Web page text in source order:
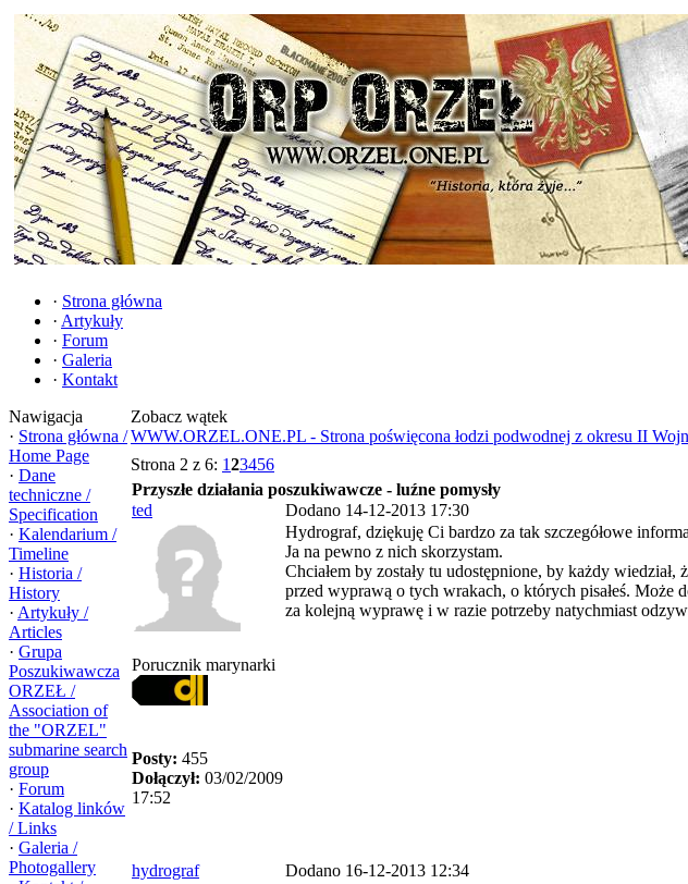
· Strona główna
· Artykuły
· Forum
· Galeria
· Kontakt
Nawigacja
· Strona główna /
Home Page
· Dane
techniczne /
Specification
· Kalendarium /
Timeline
· Historia /
History
· Artykuły /
Articles
· Grupa
Poszukiwawcza
ORZEŁ /
Association of
the "ORZEL"
submarine search
group
· Forum
· Katalog linków
/ Links
· Galeria /
Photogallery
Zobacz wątek
WWW.ORZEL.ONE.PL - Strona poświęcona łodzi podwodnej z okresu II
Strona 2 z 6: 123456
Przyszłe działania poszukiwawcze - luźne pomysły
ted
Dodano 14-12-2013 17:30
Porucznik marynarki
Posty: 455
Dołączył: 03/02/2009
17:52
Hydrograf, dziękuję Ci bardzo za tak szczegółowe
Ja na pewno z nich skorzystam.
Chciałem by zostały tu udostępnione, by każdy
przed wyprawą o tych wrakach, o których pisałeś.
za kolejną wyprawę i w razie potrzeby natychmiast
hydrograf Dodano 16-12-2013 12:34